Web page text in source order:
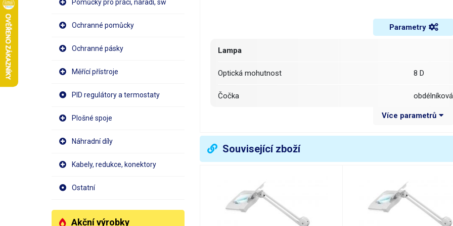
Pomůcky pro práci, nářadí, sw
Ochranné pomůcky
Ochranné pásky
Měřící přístroje
PID regulátory a termostaty
Plošné spoje
Náhradní díly
Kabely, redukce, konektory
Ostatní
Akční výrobky
Parametry
Lampa
Optická mohutnost 8 D
Čočka obdélníková
rozměr
Váha balení [kg]: 1.6 kg
Více parametrů
Související zboží